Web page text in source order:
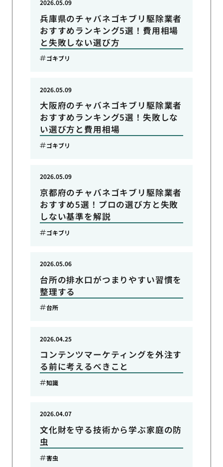
兵庫県のチャバネゴキブリ駆除業者
おすすめランキング5選！費用相場
と失敗しない選び方
2026.05.09
ゴキブリ
大阪府のチャバネゴキブリ駆除業者
おすすめランキング5選！失敗しな
い選び方と費用相場
2026.05.09
ゴキブリ
京都府のチャバネゴキブリ駆除業者
おすすめ5選！プロの選び方と失敗
しない基準を解説
2026.05.09
ゴキブリ
台所の排水口がつまりやすい習慣を
整理する
2026.05.06
台所
コンテンツマーケティングを外注す
る前に考えるべきこと
2026.04.25
知識
文化財を守る技術から学ぶ家庭の防
虫
2026.04.07
害虫